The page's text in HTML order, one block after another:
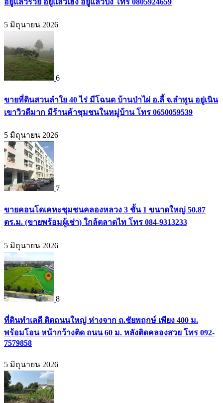
อยู่แล้วรวย อยู่แล้วเฮง อยู่แล้วปัง โทร 0805924659
5 มิถุนายน 2026
6
ขายที่ดินสวนลำใย 40 ไร่ มีโฉนด บ้านป่าไผ่ อ.ลี้ จ.ลำพูน อยู่เนิน
เขาวิวดีมาก มีร้านค้าชุมชนในหมู่บ้าน โทร 0650059539
5 มิถุนายน 2026
7
ขายคอนโดเคหะชุมชนคลองหลวง 3 ชั้น 1 ขนาดใหญ่ 50.87
ตร.ม. (ขายพร้อมผู้เช่า) ใกล้ตลาดไท โทร 084-9313233
5 มิถุนายน 2026
8
ที่ดินทำเลดี ติดถนนใหญ่ ห่างจาก ถ.ชัยพฤกษ์ เพียง 400 ม.
พร้อมโอน หน้ากว้างติด ถนน 60 ม. หลังติดคลองสวย โทร 092-
7579858
5 มิถุนายน 2026